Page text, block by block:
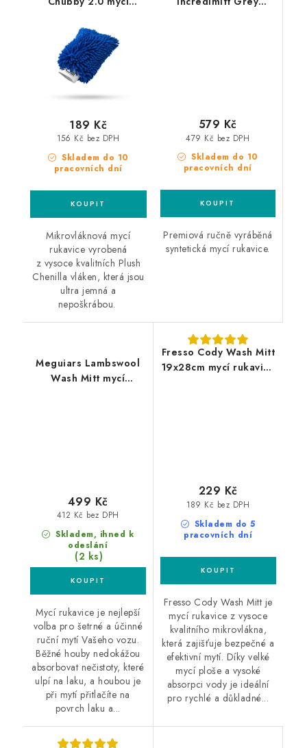
Skladem do 10
pracovních dní
156 Kč bez DPH
189 Kč
Mikrovláknová mycí
rukavice vyrobená
z vysoce kvalitních Plush
Chenilla vláken, která jsou
ultra jemná a
nepoškrábou.
Skladem do 10
pracovních dní
479 Kč bez DPH
579 Kč
Premiová ručně vyráběná
syntetická mycí rukavice.
Meguiars Lambswool
Wash Mitt mycí
Skladem, ihned k
odeslání
(2 ks)
412 Kč bez DPH
499 Kč
Mycí rukavice je nejlepší
volba pro šetrné a účinné
ruční mytí Vašeho vozu.
Běžné houby nedokážou
absorbovat nečistoty, které
ulpí na laku, a houbou je
při mytí přitlačíte na
povrch laku a...
Fresso Cody Wash Mitt
19x28cm mycí rukavice
Skladem do 5
pracovních dní
189 Kč bez DPH
229 Kč
Fresso Cody Wash Mitt je
mycí rukavice z vysoce
kvalitního mikrovlákna,
která zajišťuje bezpečné a
efektivní mytí. Díky velké
mycí ploše a vysoké
absorpci vody je ideální
pro rychlé a důkladné...